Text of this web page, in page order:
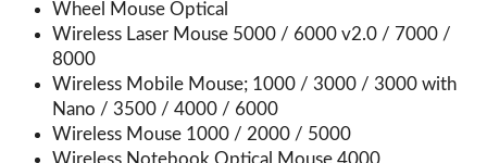
Wheel Mouse Optical
Wireless Laser Mouse 5000 / 6000 v2.0 / 7000 /
8000
Wireless Mobile Mouse; 1000 / 3000 / 3000 with
Nano / 3500 / 4000 / 6000
Wireless Mouse 1000 / 2000 / 5000